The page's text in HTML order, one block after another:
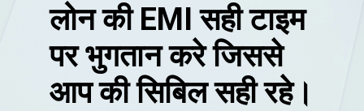
लोन की EMI सही टाइम
पर भुगतान करे जिससे
आप की सिबिल सही रहे।